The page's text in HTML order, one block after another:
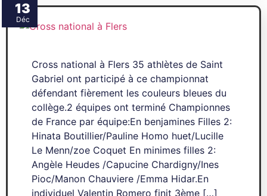
13
Déc
Cross national à Flers 35 athlètes de Saint
Gabriel ont participé à ce championnat
défendant fièrement les couleurs bleues du
collège.2 équipes ont terminé Championnes
de France par équipe:En benjamines Filles 2:
Hinata Boutillier/Pauline Homo huet/Lucille
Le Menn/zoe Coquet En minimes filles 2:
Angèle Heudes /Capucine Chardigny/Ines
Pioc/Manon Chauviere /Emma Hidar.En
individuel Valentin Romero finit 3ème […]